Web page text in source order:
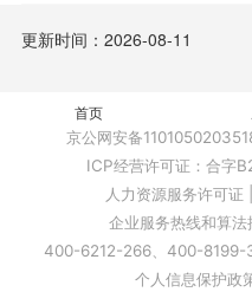
北京支付宝电话销售客服招聘
北京已托付黄晶招聘
更新时间：2026-08-11
首页